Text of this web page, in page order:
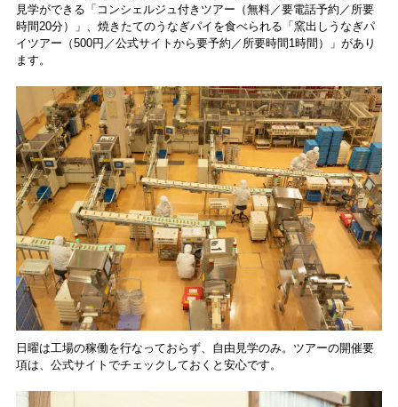
見学ができる「コンシェルジュ付きツアー（無料／要電話予約／所要
時間20分）」、焼きたてのうなぎパイを食べられる「窯出しうなぎパ
イツアー（500円／公式サイトから要予約／所要時間1時間）」があり
ます。
日曜は工場の稼働を行なっておらず、自由見学のみ。ツアーの開催要
項は、公式サイトでチェックしておくと安心です。